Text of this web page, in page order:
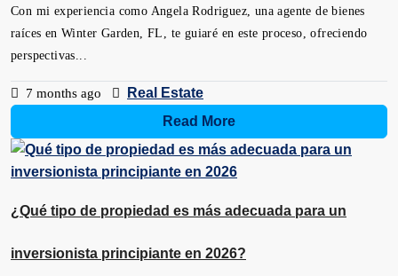
Con mi experiencia como Angela Rodriguez, una agente de bienes
raíces en Winter Garden, FL, te guiaré en este proceso, ofreciendo
perspectivas...
7 months ago
Real Estate
Read More
¿Qué tipo de propiedad es más adecuada para un
inversionista principiante en 2026?